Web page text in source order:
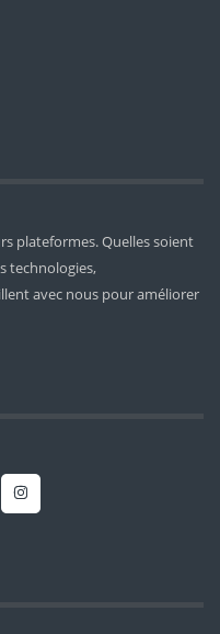
plateformes. Quelles soient
technologies,
avec nous pour améliorer